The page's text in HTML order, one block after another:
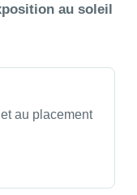
au soleil
au placement